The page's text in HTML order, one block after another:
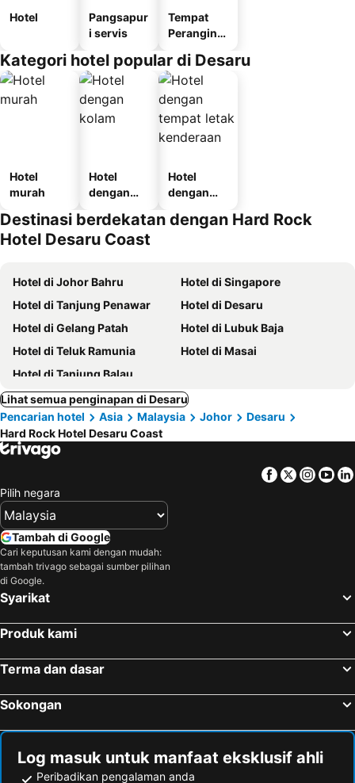
Hotel
Pangsapur
i servis
Tempat
Perangina
Kategori hotel popular di Desaru
Hotel
murah
Hotel
dengan
Hotel
dengan
letak
Destinasi berdekatan dengan Hard Rock
Hotel Desaru Coast
Hotel di Johor Bahru
Hotel di Singapore
Hotel di Tanjung Penawar
Hotel di Desaru
Hotel di Gelang Patah
Hotel di Lubuk Baja
Hotel di Teluk Ramunia
Hotel di Masai
Hotel di Tanjung Balau
Lihat semua penginapan di Desaru
Pencarian hotel
Asia Malaysia Johor
Desaru
Hard Rock Hotel Desaru Coast
Facebook
Twitter
Pilih negara
Tambah di Google
Cari keputusan kami dengan mudah:
tambah trivago sebagai sumber pilihan
di Google.
Syarikat
Produk kami
Terma dan dasar
Sokongan
Log masuk untuk manfaat eksklusif ahli
Peribadikan pengalaman anda